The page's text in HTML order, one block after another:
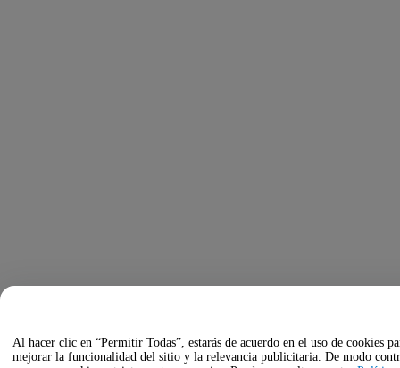
Al hacer clic en “Permitir Todas”, estarás de acuerdo en el uso de cookies
mejorar la funcionalidad del sitio y la relevancia publicitaria. De modo